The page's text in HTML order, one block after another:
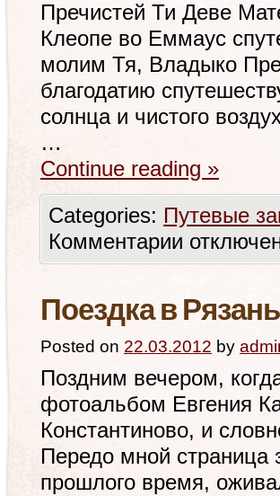
Пречистей Ти Деве
Клеопе во Еммаус
молим Тя, Владыко
благодатию
солнца и чистого
…
Continue reading »
Categories: Путевые
Комментарии
Поездка в Рязань
Posted on 22.03.2012 by
Поздним вечером,
фотоальбом Евгения
Константиново, и
Передо мной страница
прошлого время,